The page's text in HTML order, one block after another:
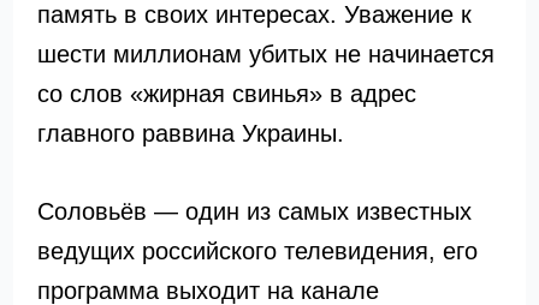
память в своих интересах. Уважение к
шести миллионам убитых не начинается
со слов «жирная свинья» в адрес
главного раввина Украины.
Соловьёв — один из самых известных
ведущих российского телевидения, его
программа выходит на канале